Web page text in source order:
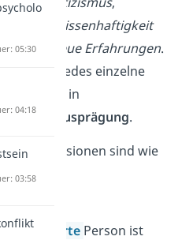
Gewissenhaftigkeit
für neue Erfahrungen.
trägt jedes einzelne
sich, nur in
Ausprägung.
Dimensionen sind wie
Person ist
05:30
04:18
03:58